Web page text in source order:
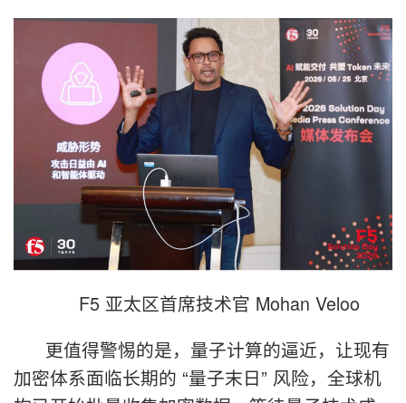
F5 亚太区首席技术官 Mohan Veloo
更值得警惕的是，量子计算的逼近，让现有
加密体系面临长期的 “量子末日” 风险，全球机